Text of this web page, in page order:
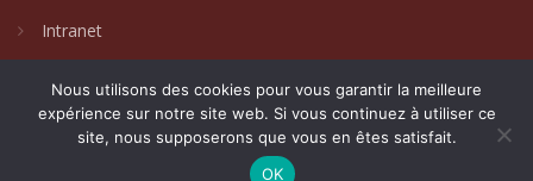
Intranet
2024 © Villages de caractère du Var. Un site créé parDAKIN
Communication Globale
Nous utilisons des cookies pour vous garantir la meilleure
expérience sur notre site web. Si vous continuez à utiliser ce
site, nous supposerons que vous en êtes satisfait.
OK